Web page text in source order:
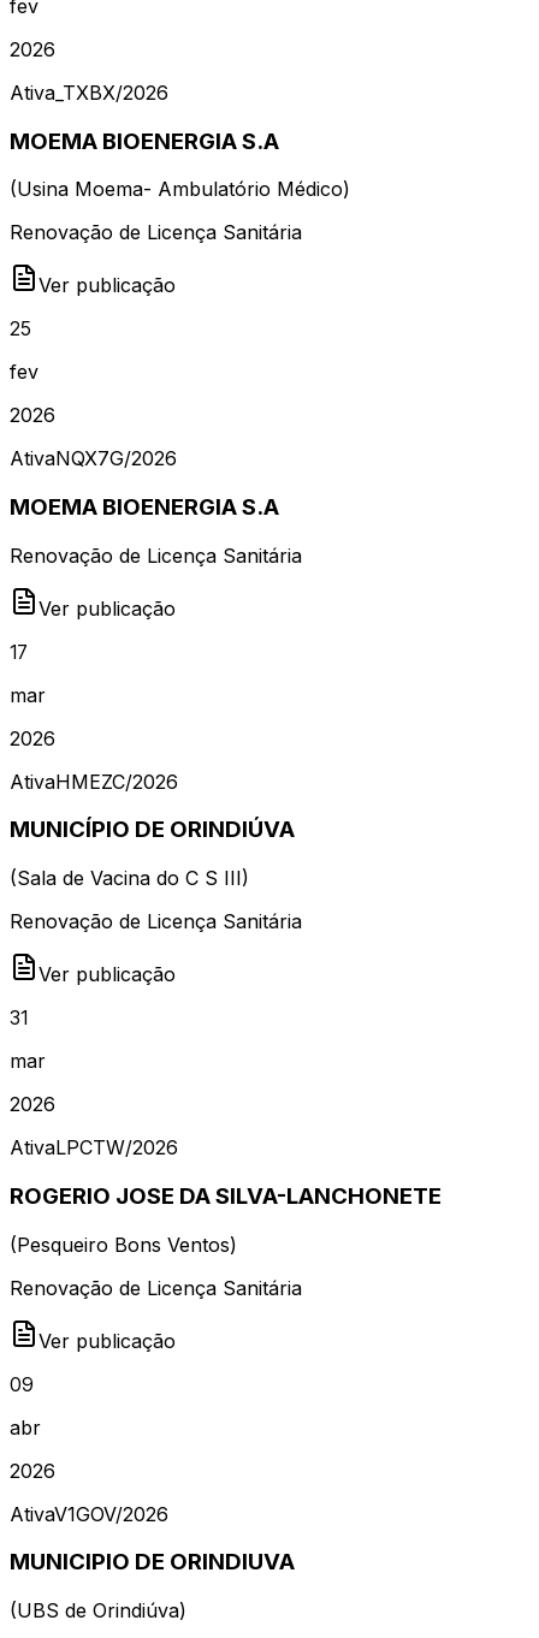
fev
2026
Ativa _TXBX/2026
MOEMA BIOENERGIA S.A
(Usina Moema- Ambulatório Médico)
Renovação de Licença Sanitária
Ver publicação
25
fev
2026
AtivaNQX7G/2026
MOEMA BIOENERGIA S.A
Renovação de Licença Sanitária
Ver publicação
17
mar
2026
AtivaHMEZC/2026
MUNICÍPIO DE ORINDIÚVA
(Sala de Vacina do C S III)
Renovação de Licença Sanitária
Ver publicação
31
mar
2026
AtivaLPCTW/2026
ROGERIO JOSE DA SILVA-LANCHONETE
(Pesqueiro Bons Ventos)
Renovação de Licença Sanitária
Ver publicação
09
abr
2026
AtivaV1GOV/2026
MUNICIPIO DE ORINDIUVA
(UBS de Orindiúva)